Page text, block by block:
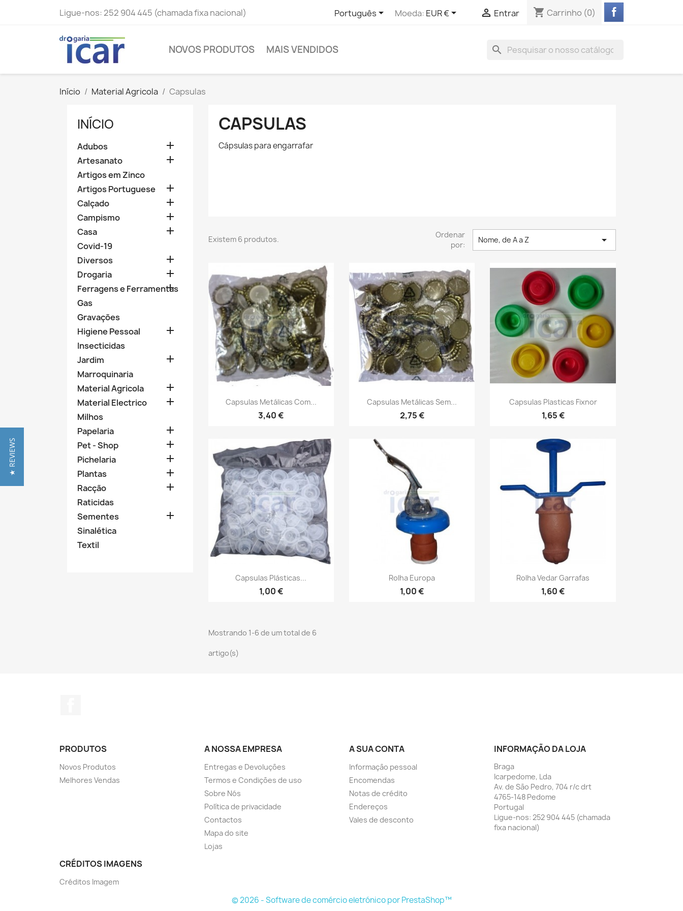
Ligue-nos: 252 904 445 (chamada fixa nacional) Português Moeda: EUR €  Entrar shopping_cart Carrinho (0)
NOVOS PRODUTOS MAIS VENDIDOS search
Início Material Agricola Capsulas
INÍCIO
Adubos 
Artesanato 
Artigos em Zinco
Artigos Portuguese

Calçado 
Campismo 
Casa 
Covid-19
Diversos

Drogaria 
Ferragens e Ferramentas

Gas
Gravações
Higiene Pessoal

Insecticidas
Jardim

Marroquinaria
Material Agricola

Material Electrico 
Milhos
Papelaria

Pet - Shop 
Pichelaria 
Plantas 
Racção 
Raticidas
Sementes

Sinalética
Textil
CAPSULAS
Cápsulas para engarrafar
Existem 6 produtos.
Ordenar
por:
Nome, de A a Z 
Capsulas Metálicas Com...
3,40 €
Vista rápida Capsulas Metálicas Sem...
2,75 €
Vista rápida Capsulas Plasticas Fixnor
1,65 €
Vista rápida
Capsulas Plásticas...
1,00 €
Vista rápida Rolha Europa
1,00 €
Vista rápida Rolha Vedar Garrafas
1,60 €
Vista rápida
Mostrando 1-6 de um total de 6
artigo(s)
PRODUTOS
Novos Produtos
Melhores Vendas
A NOSSA EMPRESA
Entregas e Devoluções
Termos e Condições de uso
Sobre Nós
Política de privacidade
Contactos
Mapa do site
Lojas
CRÉDITOS IMAGENS
Créditos Imagem
A SUA CONTA
Informação pessoal
Encomendas
Notas de crédito
Endereços
Vales de desconto
INFORMAÇÃO DA LOJA
Braga
Icarpedome, Lda
Av. de São Pedro, 704 r/c drt
4765-148 Pedome
Portugal
Ligue-nos: 252 904 445 (chamada
fixa nacional)
© 2026 - Software de comércio eletrónico por PrestaShop™
★ REVIEWS